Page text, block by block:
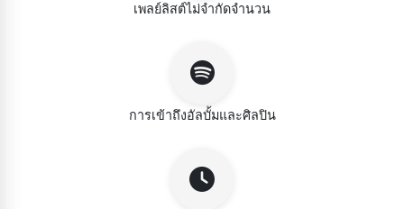
เพลย์ลิสต์ไม่จำกัดจำนวน
การเข้าถึงอัลบั้มและศิลปิน